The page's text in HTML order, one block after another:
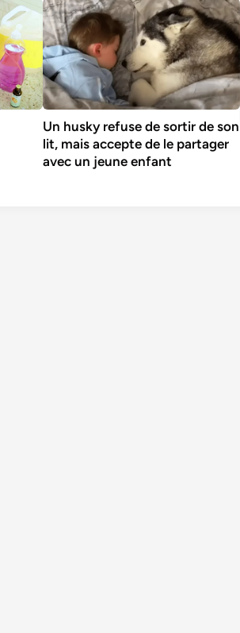
Un husky refuse de sortir de son
lit, mais accepte de le partager
avec un jeune enfant